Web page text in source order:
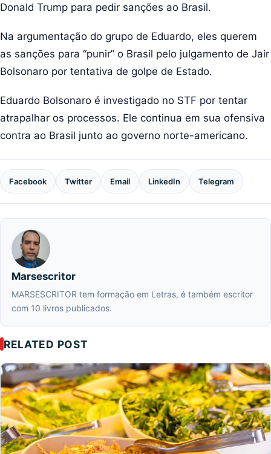
Donald Trump para pedir sanções ao Brasil.
Na argumentação do grupo de Eduardo, eles querem
as sanções para “punir” o Brasil pelo julgamento de Jair
Bolsonaro por tentativa de golpe de Estado.
Eduardo Bolsonaro é investigado no STF por tentar
atrapalhar os processos. Ele continua em sua ofensiva
contra ao Brasil junto ao governo norte-americano.
Facebook Twitter Email LinkedIn Telegram
Marsescritor
MARSESCRITOR tem formação em Letras, é também escritor
com 10 livros publicados.
RELATED POST